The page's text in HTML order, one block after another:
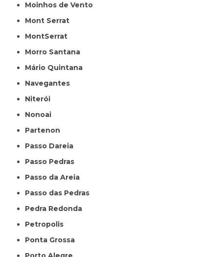
Moinhos de Vento
Mont Serrat
MontSerrat
Morro Santana
Mário Quintana
Navegantes
Niterói
Nonoai
Partenon
Passo Dareia
Passo Pedras
Passo da Areia
Passo das Pedras
Pedra Redonda
Petropolis
Ponta Grossa